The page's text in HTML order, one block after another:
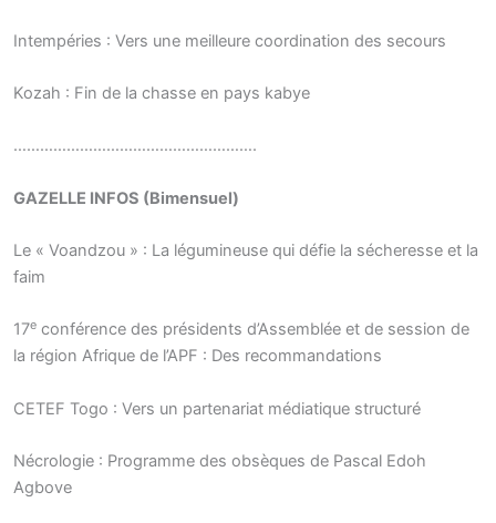
Intempéries : Vers une meilleure coordination des secours
Kozah : Fin de la chasse en pays kabye
……………………………………………….
GAZELLE INFOS (Bimensuel)
Le « Voandzou » : La légumineuse qui défie la sécheresse et la
faim
17e conférence des présidents d’Assemblée et de session de
la région Afrique de l’APF : Des recommandations
CETEF Togo : Vers un partenariat médiatique structuré
Nécrologie : Programme des obsèques de Pascal Edoh
Agbove